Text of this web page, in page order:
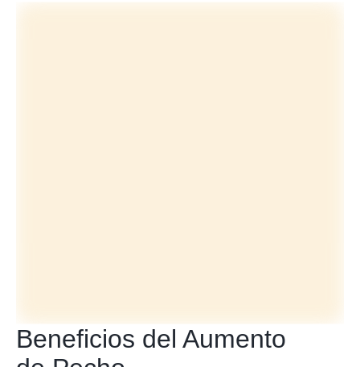
Beneficios del Aumento